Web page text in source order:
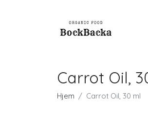
Carrot Oil,
Hjem Carrot Oil, 30 ml